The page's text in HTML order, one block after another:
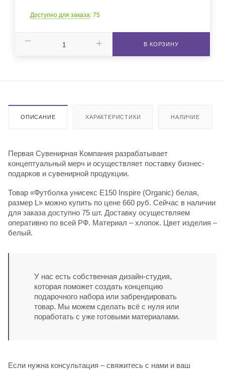
Доступно для заказа: 75
В КОРЗИНУ
ОПИСАНИЕ ХАРАКТЕРИСТИКИ НАЛИЧИЕ
Первая Сувенирная Компания разрабатывает
концептуальный мерч и осуществляет поставку бизнес-
подарков и сувенирной продукции.
Товар «Футболка унисекс E150 Inspire (Organic) белая,
размер L» можно купить по цене 660 руб. Сейчас в наличии
для заказа доступно 75 шт. Доставку осуществляем
оперативно по всей РФ. Материал – хлопок. Цвет изделия –
белый.
У нас есть собственная дизайн-студия,
которая поможет создать концепцию
подарочного набора или забрендировать
товар. Мы можем сделать всё с нуля или
поработать с уже готовыми материалами.
Если нужна консультация – свяжитесь с нами и ваш